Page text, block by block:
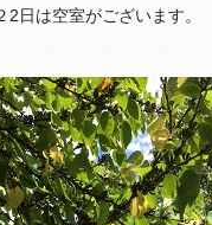
日は空室がございます。